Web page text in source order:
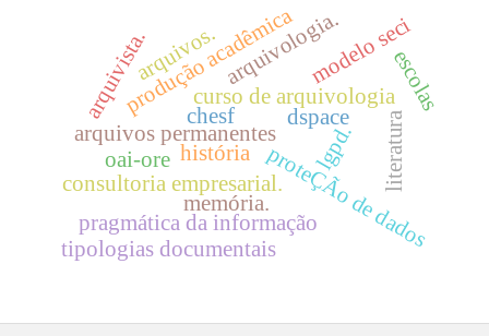
curso de arquivologia
arquivos permanentes
proteÇÃo de dados
lgpd.
consultoria empresarial.
produção acadêmica
literatura
arquivista. arquivologia.
memória.
pragmática da informação
escolas
modelo seci
tipologias documentais
arquivos.
chesf
história
dspace
oai-ore